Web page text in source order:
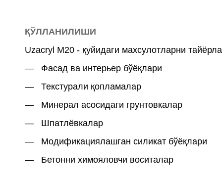
ҚЎЛЛАНИЛИШИ
Uzacryl M20 - қуйидаги махсулотларни
― Фасад ва интерьер бўёқлари
― Текстурали қопламалар
― Минерал асосидаги грунтовкалар
― Шпатлёвкалар
― Модификациялашган силикат бўёқлари
― Бетонни химояловчи воситалар